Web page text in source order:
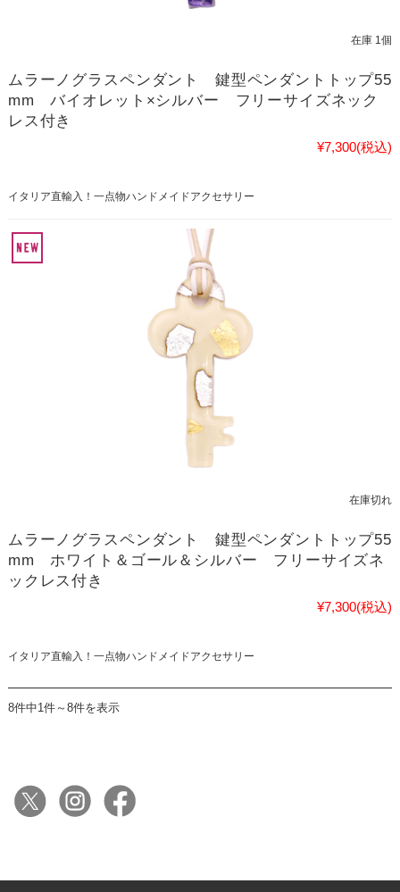
在庫 1個
ムラーノグラスペンダント 鍵型ペンダントトップ55
mm バイオレット×シルバー フリーサイズネック
レス付き
¥7,300(税込)
イタリア直輸入！一点物ハンドメイドアクセサリー
在庫切れ
ムラーノグラスペンダント 鍵型ペンダントトップ55
mm ホワイト＆ゴール＆シルバー フリーサイズネ
ックレス付き
¥7,300(税込)
イタリア直輸入！一点物ハンドメイドアクセサリー
8件中1件～8件を表示